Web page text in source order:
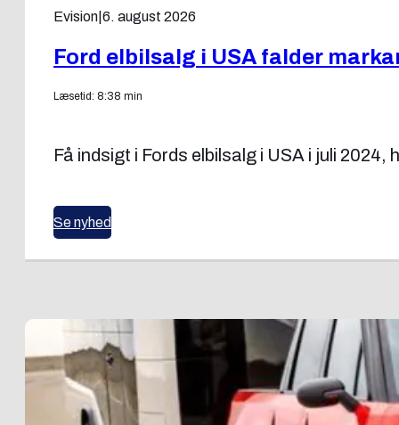
Evision 6. august 2026
Ford elbilsalg i USA falder
Læsetid: 8:38 min
Få indsigt i Fords elbilsalg i USA i juli
Se nyhed